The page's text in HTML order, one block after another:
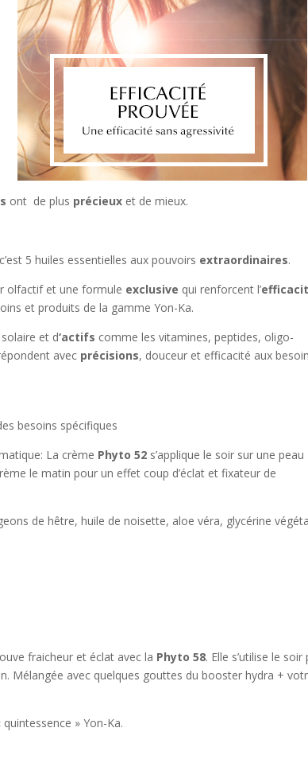
ont de plus précieux et de mieux.
5 huiles essentielles aux pouvoirs extraordinaires.
olfactif et une formule exclusive qui renforcent l’
et produits de la gamme Yon-Ka.
solaire et d‘actifs comme les vitamines, peptides, oligo-
avec précisions, douceur et efficacité aux
besoins spécifiques
La crème Phyto 52 s’applique le soir sur une peau
le matin pour un effet coup d’éclat et fixateur de
de hêtre, huile de noisette, aloe véra, glycérine
fraicheur et éclat avec la Phyto 58. Elle s’utilise le soir
Mélangée avec quelques gouttes du booster hydra +
» Yon-Ka.